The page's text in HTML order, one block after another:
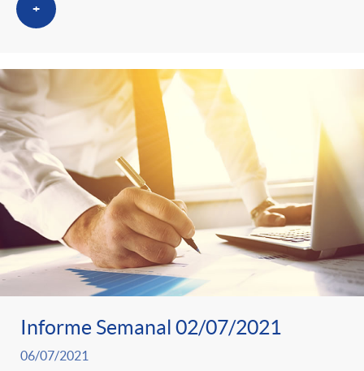
+
Informe Semanal 02/07/2021
06/07/2021